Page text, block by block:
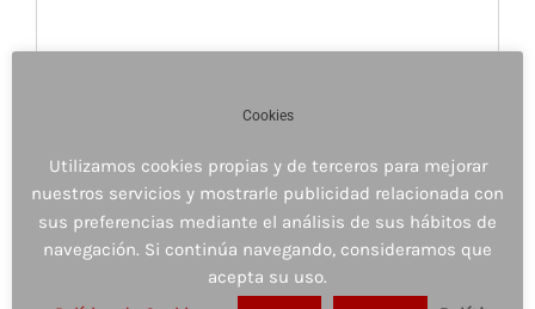
Cookies
Utilizamos cookies propias y de terceros para mejorar
nuestros servicios y mostrarle publicidad relacionada con
sus preferencias mediante el análisis de sus hábitos de
navegación. Si continúa navegando, consideramos que
acepta su uso.